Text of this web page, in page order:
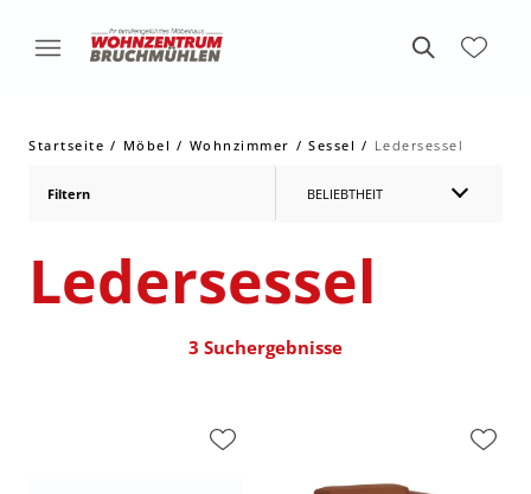
Startseite Möbel Wohnzimmer Sessel Ledersessel
Filtern BELIEBTHEIT
Ledersessel
3 Suchergebnisse